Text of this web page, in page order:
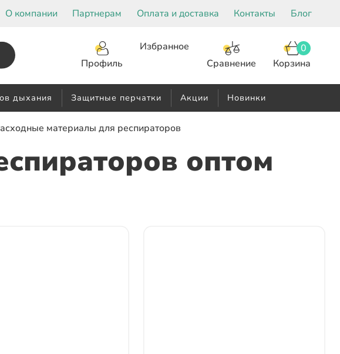
О компании Партнерам Оплата и доставка Контакты Блог
Профиль
Избранное
Сравнение
Корзина
0
дыхания Защитные перчатки Акции Новинки
материалы для респираторов
оптом